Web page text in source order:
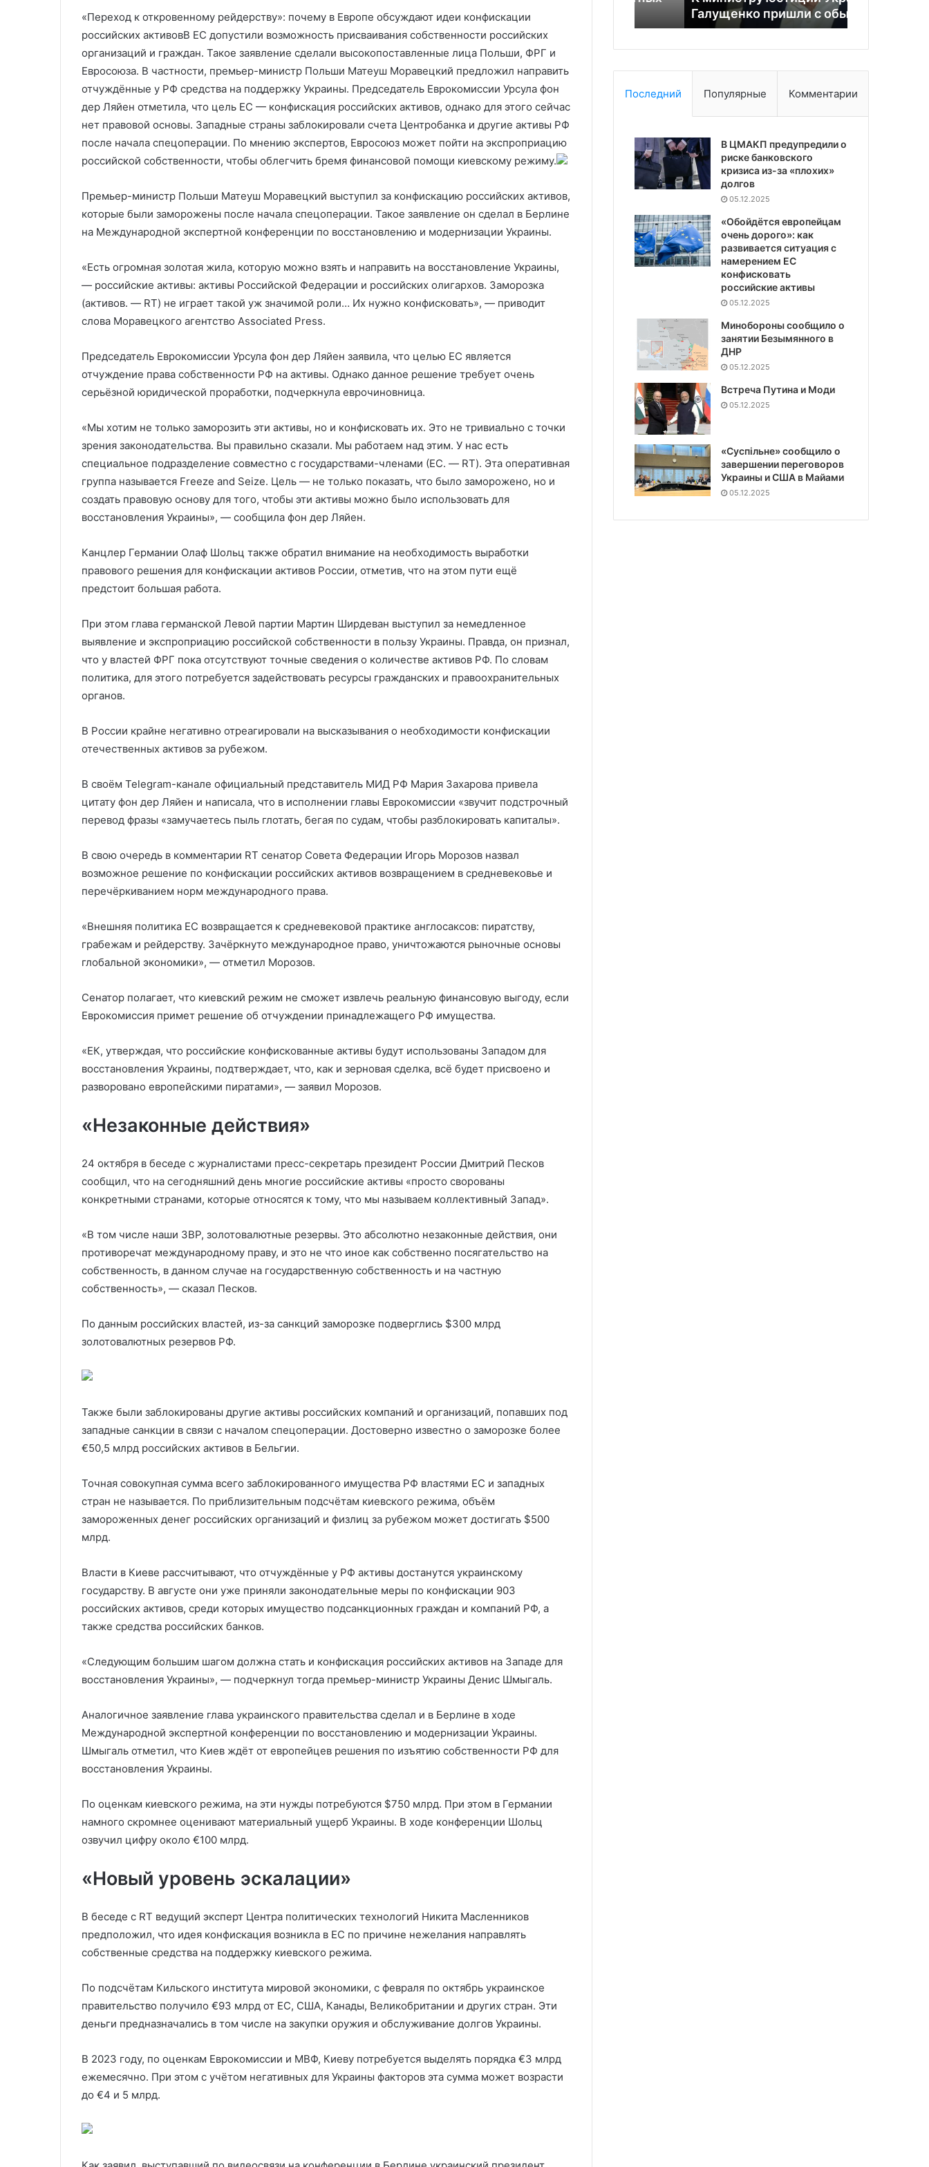
«Переход к откровенному рейдерству»: почему в Европе обсуждают идеи конфискации
российских активовВ ЕС допустили возможность присваивания собственности российских
организаций и граждан. Такое заявление сделали высокопоставленные лица Польши, ФРГ и
Евросоюза. В частности, премьер-министр Польши Матеуш Моравецкий предложил направить
отчуждённые у РФ средства на поддержку Украины. Председатель Еврокомиссии Урсула фон
дер Ляйен отметила, что цель ЕС — конфискация российских активов, однако для этого сейчас
нет правовой основы. Западные страны заблокировали счета Центробанка и другие активы РФ
после начала спецоперации. По мнению экспертов, Евросоюз может пойти на экспроприацию
российской собственности, чтобы облегчить бремя финансовой помощи киевскому режиму.
Премьер-министр Польши Матеуш Моравецкий выступил за конфискацию российских активов,
которые были заморожены после начала спецоперации. Такое заявление он сделал в Берлине
на Международной экспертной конференции по восстановлению и модернизации Украины.
«Есть огромная золотая жила, которую можно взять и направить на восстановление Украины,
— российские активы: активы Российской Федерации и российских олигархов. Заморозка
(активов. — RT) не играет такой уж значимой роли… Их нужно конфисковать», — приводит
слова Моравецкого агентство Associated Press.
Председатель Еврокомиссии Урсула фон дер Ляйен заявила, что целью ЕС является
отчуждение права собственности РФ на активы. Однако данное решение требует очень
серьёзной юридической проработки, подчеркнула еврочиновница.
«Мы хотим не только заморозить эти активы, но и конфисковать их. Это не тривиально с точки
зрения законодательства. Вы правильно сказали. Мы работаем над этим. У нас есть
специальное подразделение совместно с государствами-членами (ЕС. — RT). Эта оперативная
группа называется Freeze and Seize. Цель — не только показать, что было заморожено, но и
создать правовую основу для того, чтобы эти активы можно было использовать для
восстановления Украины», — сообщила фон дер Ляйен.
Канцлер Германии Олаф Шольц также обратил внимание на необходимость выработки
правового решения для конфискации активов России, отметив, что на этом пути ещё
предстоит большая работа.
При этом глава германской Левой партии Мартин Ширдеван выступил за немедленное
выявление и экспроприацию российской собственности в пользу Украины. Правда, он признал,
что у властей ФРГ пока отсутствуют точные сведения о количестве активов РФ. По словам
политика, для этого потребуется задействовать ресурсы гражданских и правоохранительных
органов.
В России крайне негативно отреагировали на высказывания о необходимости конфискации
отечественных активов за рубежом.
В своём Telegram-канале официальный представитель МИД РФ Мария Захарова привела
цитату фон дер Ляйен и написала, что в исполнении главы Еврокомиссии «звучит подстрочный
перевод фразы «замучаетесь пыль глотать, бегая по судам, чтобы разблокировать капиталы».
В свою очередь в комментарии RT сенатор Совета Федерации Игорь Морозов назвал
возможное решение по конфискации российских активов возвращением в средневековье и
перечёркиванием норм международного права.
«Внешняя политика ЕС возвращается к средневековой практике англосаксов: пиратству,
грабежам и рейдерству. Зачёркнуто международное право, уничтожаются рыночные основы
глобальной экономики», — отметил Морозов.
Сенатор полагает, что киевский режим не сможет извлечь реальную финансовую выгоду, если
Еврокомиссия примет решение об отчуждении принадлежащего РФ имущества.
«ЕК, утверждая, что российские конфискованные активы будут использованы Западом для
восстановления Украины, подтверждает, что, как и зерновая сделка, всё будет присвоено и
разворовано европейскими пиратами», — заявил Морозов.
«Незаконные действия»
24 октября в беседе с журналистами пресс-секретарь президент России Дмитрий Песков
сообщил, что на сегодняшний день многие российские активы «просто сворованы
конкретными странами, которые относятся к тому, что мы называем коллективный Запад».
«В том числе наши ЗВР, золотовалютные резервы. Это абсолютно незаконные действия, они
противоречат международному праву, и это не что иное как собственно посягательство на
собственность, в данном случае на государственную собственность и на частную
собственность», — сказал Песков.
По данным российских властей, из-за санкций заморозке подверглись $300 млрд
золотовалютных резервов РФ.
Также были заблокированы другие активы российских компаний и организаций, попавших под
западные санкции в связи с началом спецоперации. Достоверно известно о заморозке более
€50,5 млрд российских активов в Бельгии.
Точная совокупная сумма всего заблокированного имущества РФ властями ЕС и западных
стран не называется. По приблизительным подсчётам киевского режима, объём
замороженных денег российских организаций и физлиц за рубежом может достигать $500
млрд.
Власти в Киеве рассчитывают, что отчуждённые у РФ активы достанутся украинскому
государству. В августе они уже приняли законодательные меры по конфискации 903
российских активов, среди которых имущество подсанкционных граждан и компаний РФ, а
также средства российских банков.
«Следующим большим шагом должна стать и конфискация российских активов на Западе для
восстановления Украины», — подчеркнул тогда премьер-министр Украины Денис Шмыгаль.
Аналогичное заявление глава украинского правительства сделал и в Берлине в ходе
Международной экспертной конференции по восстановлению и модернизации Украины.
Шмыгаль отметил, что Киев ждёт от европейцев решения по изъятию собственности РФ для
восстановления Украины.
По оценкам киевского режима, на эти нужды потребуются $750 млрд. При этом в Германии
намного скромнее оценивают материальный ущерб Украины. В ходе конференции Шольц
озвучил цифру около €100 млрд.
«Новый уровень эскалации»
В беседе с RT ведущий эксперт Центра политических технологий Никита Масленников
предположил, что идея конфискация возникла в ЕС по причине нежелания направлять
собственные средства на поддержку киевского режима.
По подсчётам Кильского института мировой экономики, с февраля по октябрь украинское
правительство получило €93 млрд от ЕС, США, Канады, Великобритании и других стран. Эти
деньги предназначались в том числе на закупки оружия и обслуживание долгов Украины.
В 2023 году, по оценкам Еврокомиссии и МВФ, Киеву потребуется выделять порядка €3 млрд
ежемесячно. При этом с учётом негативных для Украины факторов эта сумма может возрасти
до €4 и 5 млрд.
Украины
мошенники с Украины
ударов
ударов
Галущенко пришли с обысками
Последний Популярные Комментарии
В ЦМАКП предупредили о
риске банковского
кризиса из-за «плохих»
долгов
05.12.2025
«Обойдётся европейцам
очень дорого»: как
развивается ситуация с
намерением ЕС
конфисковать
российские активы
05.12.2025
Минобороны сообщило о
занятии Безымянного в
ДНР
05.12.2025
Встреча Путина и Моди
05.12.2025
«Суспiльне» сообщило о
завершении переговоров
Украины и США в Майами
05.12.2025